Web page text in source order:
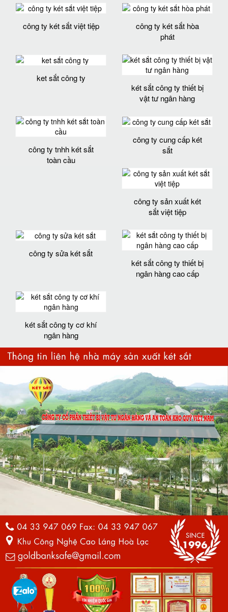
công ty két sắt việt tiệp
công ty két sắt hòa
phát
ket sắt công ty
két sắt công ty thiết bị
vật tư ngân hàng
công ty tnhh két sắt
toàn cầu
công ty cung cấp két
sắt
công ty sản xuất két
sắt việt tiệp
công ty sửa két sắt
két sắt công ty thiết bị
ngân hàng cao cấp
két sắt công ty cơ khí
ngân hàng